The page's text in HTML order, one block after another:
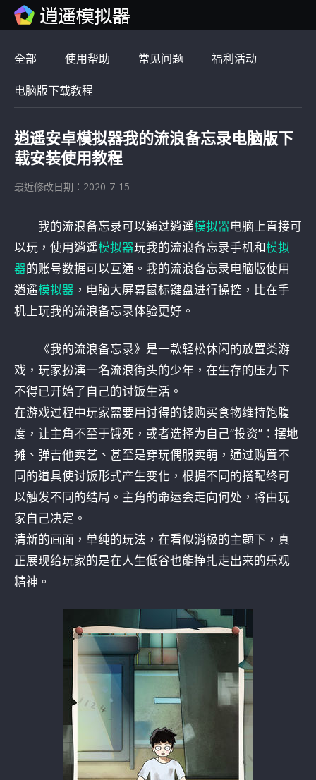
全部 使用帮助 常见问题 福利活动
电脑版下载教程
逍遥安卓模拟器我的流浪备忘录电脑版下
载安装使用教程
最近修改日期：2020-7-15
我的流浪备忘录可以通过逍遥模拟器电脑上直接可
以玩，使用逍遥模拟器玩我的流浪备忘录手机和模拟
器的账号数据可以互通。我的流浪备忘录电脑版使用
逍遥模拟器 ，电脑大屏幕鼠标键盘进行操控，比在手
机上玩我的流浪备忘录体验更好。
《我的流浪备忘录》是一款轻松休闲的放置类游
戏，玩家扮演一名流浪街头的少年，在生存的压力下
不得已开始了自己的讨饭生活。
在游戏过程中玩家需要用讨得的钱购买食物维持饱腹
度，让主角不至于饿死，或者选择为自己“投资”：摆地
摊、弹吉他卖艺、甚至是穿玩偶服卖萌，通过购置不
同的道具使讨饭形式产生变化，根据不同的搭配终可
以触发不同的结局。主角的命运会走向何处，将由玩
家自己决定。
清新的画面，单纯的玩法，在看似消极的主题下，真
正展现给玩家的是在人生低谷也能挣扎走出来的乐观
精神。